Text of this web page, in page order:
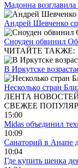
Мадонна
Андрей Шевченко
Сноуден обвинил
ЧИТАЙТЕ ТАКЖЕ:
В Иркутске
Несколько стран
ЛЕНТА
СВЕЖЕЕ
15:00
Midas объединил
10:09
Санаторий в Анапе
10:04
Где купить щенка